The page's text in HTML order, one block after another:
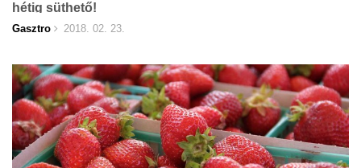
hétig süthető!
Gasztro 2018. 02. 23.